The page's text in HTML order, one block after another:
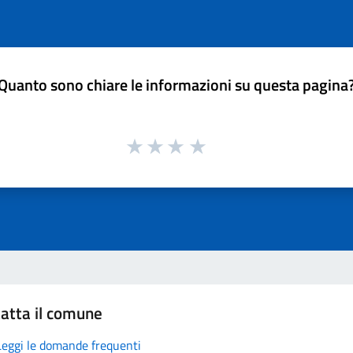
sono chiare le informazioni su questa
il comune
le domande frequenti